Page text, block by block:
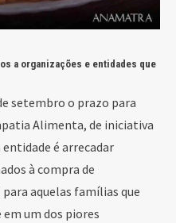
a organizações e entidades que
setembro o prazo para
Alimenta, de iniciativa
é arrecadar
à compra de
aquelas famílias que
um dos piores